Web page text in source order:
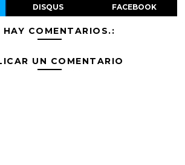
DISQUS FACEBOOK
HAY COMENTARIOS.:
UN COMENTARIO